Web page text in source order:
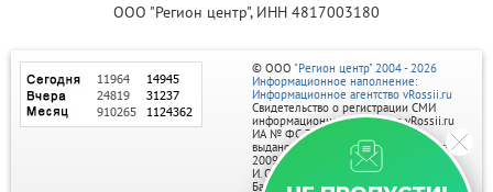
ООО "Регион центр", ИНН 4817003180
© ООО "Регион центр" 2004 - 2026
Информационное наполнение:
Информационное агентство vRossii.ru
Свидетельство о регистрации СМИ
информационного агентства vRossii.ru
ИА № ФС 77‑35502
выдано РОСКОМНАДЗОРом 04 марта
2009г.
И. О. Главного редактора Нарыков А. Н.
Баннеры на портале размещаются на